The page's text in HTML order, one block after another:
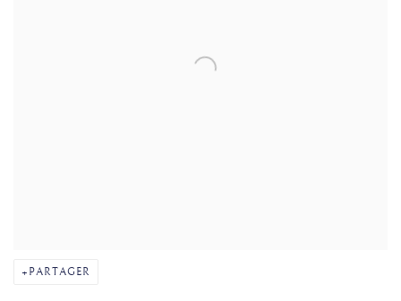
PARTAGER